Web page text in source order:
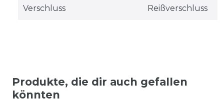
Verschluss Reißverschluss
Produkte, die dir auch gefallen
könnten